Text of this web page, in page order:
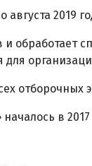
2019
обработает
отборочных
в 2017